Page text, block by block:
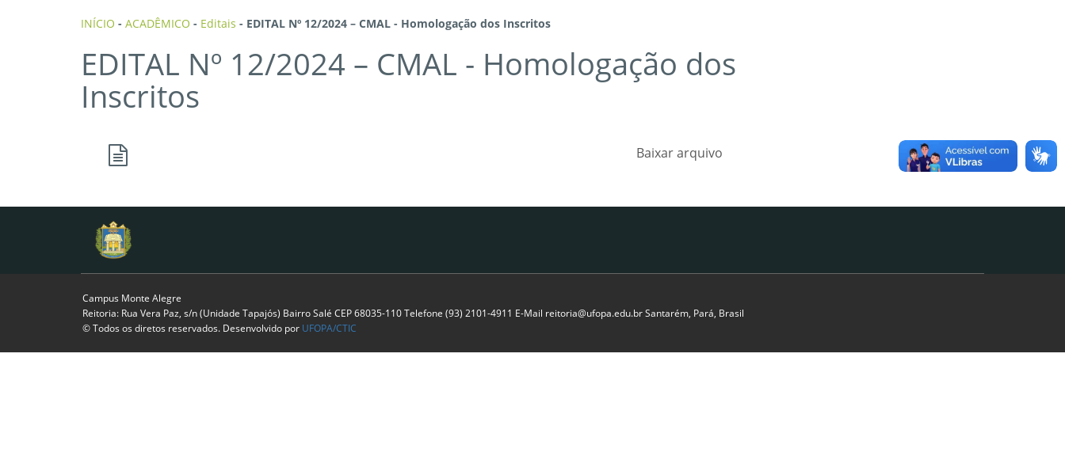
INÍCIO - ACADÊMICO - Editais - EDITAL Nº 12/2024 – CMAL - Homologação dos Inscritos
EDITAL Nº 12/2024 – CMAL - Homologação dos
Inscritos
Baixar arquivo
Campus Monte Alegre
Reitoria: Rua Vera Paz, s/n (Unidade Tapajós) Bairro Salé CEP 68035-110 Telefone (93) 2101-4911 E-Mail reitoria@ufopa.edu.br Santarém, Pará, Brasil
© Todos os diretos reservados. Desenvolvido por UFOPA/CTIC